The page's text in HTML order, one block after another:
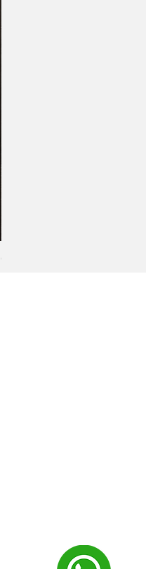
Camiseta Classic Logo RRC